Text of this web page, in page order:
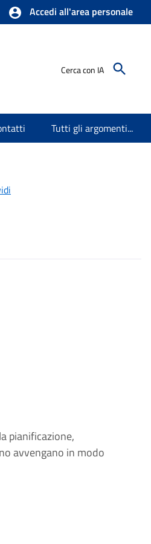
Accedi all'area personale
Cerca con IA
Tutti gli argomenti...
pianificazione,
avvengano in modo